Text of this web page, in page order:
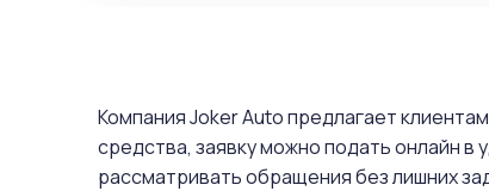
Компания Joker Auto предлагает
средства, заявку можно подать онлайн
рассматривать обращения без лишних